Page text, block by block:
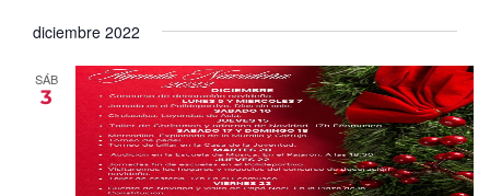
de
Eventos
fecha.
diciembre 2022
SÁB
3